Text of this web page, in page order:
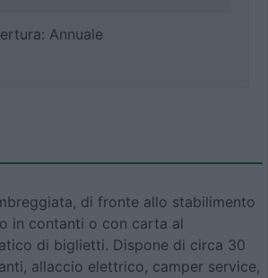
Annuale
di fronte allo stabilimento
in contanti o con carta al
di biglietti. Dispone di circa 30
allaccio elettrico, camper service,